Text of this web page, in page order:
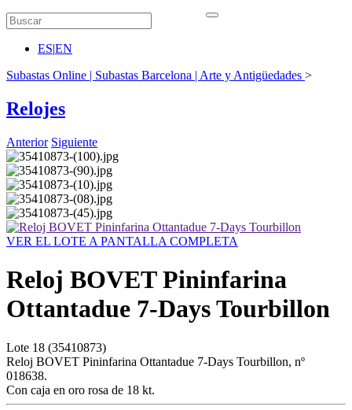
ES|EN
Subastas Online | Subastas Barcelona | Arte y Antigüedades >
Relojes
Anterior Siguiente
VER EL LOTE A PANTALLA COMPLETA
Reloj BOVET Pininfarina
Ottantadue 7-Days Tourbillon
Lote 18 (35410873)
Reloj BOVET Pininfarina Ottantadue 7-Days Tourbillon, nº
018638.
Con caja en oro rosa de 18 kt.